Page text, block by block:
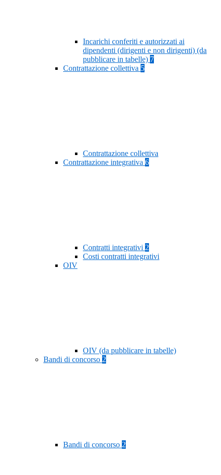
Incarichi conferiti e autorizzati ai
dipendenti (dirigenti e non dirigenti) (da
pubblicare in tabelle) 7
Contrattazione collettiva 5
Contrattazione collettiva
Contrattazione integrativa 6
Contratti integrativi 2
Costi contratti integrativi
OIV
OIV (da pubblicare in tabelle)
Bandi di concorso 2
Bandi di concorso 2